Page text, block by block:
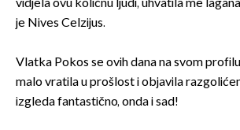
vidjela ovu količnu ljudi, uhvatila me
je Nives Celzijus.
Vlatka Pokos se ovih dana na svom
malo vratila u prošlost i objavila
izgleda fantastično, onda i sad!